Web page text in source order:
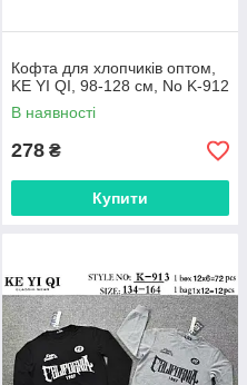
Кофта для хлопчиків оптом,
KE YI QI, 98-128 см, No K-912
В наявності
278 ₴
Купити